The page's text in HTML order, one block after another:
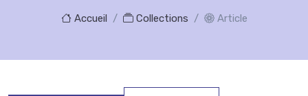
Accueil Collections Article